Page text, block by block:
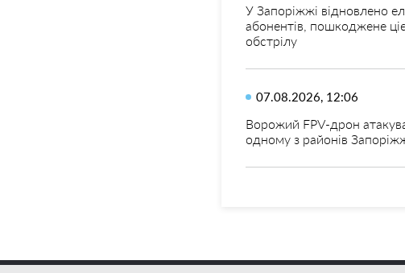
У Запоріжжі відновлено
абонентів, пошкоджене
обстрілу
07.08.2026, 12:06
Ворожий FPV-дрон
одному з районів